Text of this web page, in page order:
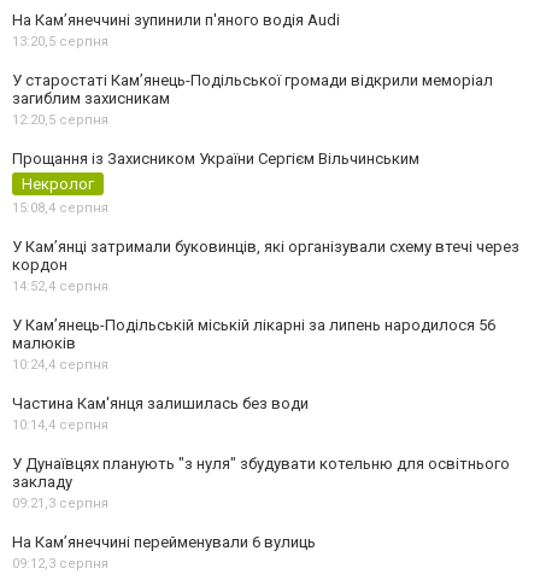
На Камʼянеччині зупинили п'яного водія Audi
13:20,5 серпня
У старостаті Кам’янець-Подільської громади відкрили меморіал
загиблим захисникам
12:20,5 серпня
Прощання із Захисником України Сергієм Вільчинським
Некролог
15:08,4 серпня
У Кам’янці затримали буковинців, які організували схему втечі через
кордон
14:52,4 серпня
У Кам’янець-Подільській міській лікарні за липень народилося 56
малюків
10:24,4 серпня
Частина Кам'янця залишилась без води
10:14,4 серпня
У Дунаївцях планують "з нуля" збудувати котельню для освітнього
закладу
09:21,3 серпня
На Камʼянеччині перейменували 6 вулиць
09:12,3 серпня